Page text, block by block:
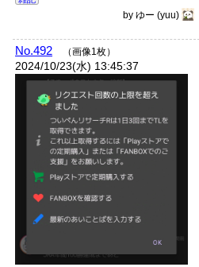
byゆー(yuu)
No.492 （画像1枚）
2024/10/23(水) 13:45:37